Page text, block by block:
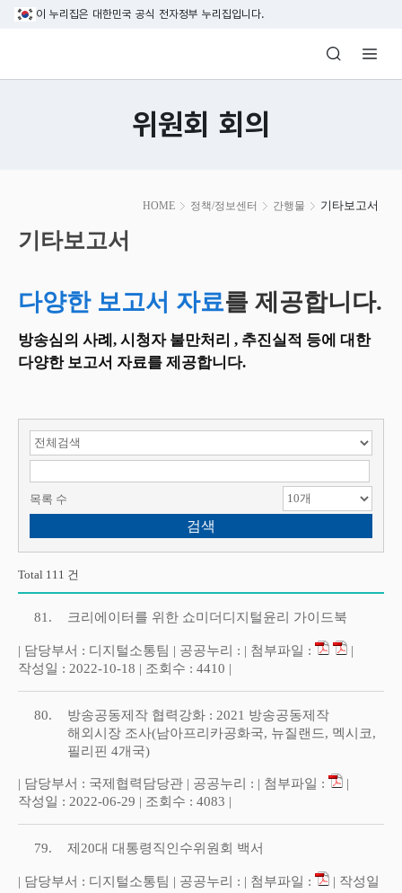
본문 바로가기
이 누리집은 대한민국 공식 전자정부 누리집입니다.
방송미디어통신위원회 Korea Media
위원회 회의
HOME 정책/정보센터 간행물 기타보고서
시
작
기타보고서
다양한 보고서 자료를 제공합니다.
방송심의 사례, 시청자 불만처리 , 추진실적 등에 대한
다양한 보고서 자료를 제공합니다.
검색 항목 선택
목록 수
Total 111 건
81. 크리에이터를 위한 쇼미더디지털윤리 가이드북
| 담당부서 : 디지털소통팀 | 공공누리 : | 첨부파일 :
|
작성일 : 2022-10-18 | 조회수 : 4410 |
80.
방송공동제작 협력강화 : 2021 방송공동제작
해외시장 조사(남아프리카공화국, 뉴질랜드, 멕시코,
필리핀 4개국)
| 담당부서 : 국제협력담당관 | 공공누리 : | 첨부파일 :
|
작성일 : 2022-06-29 | 조회수 : 4083 |
79. 제20대 대통령직인수위원회 백서
| 담당부서 : 디지털소통팀 | 공공누리 : | 첨부파일 :
| 작성일